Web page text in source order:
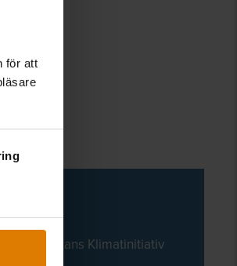
för att
Klimatinitiativ